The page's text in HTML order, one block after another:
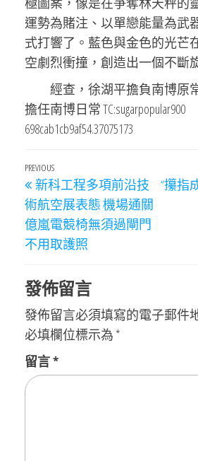
運勢為賭注、以單戀能量為武
式打響了。藍色與金色的光芒
空劇烈衝撞，創造出一個不斷
經查，徐湖平擔負南博原
擔任南博日常 TC:sugarpopular900
698cab1cb9af54.37075173
文
章
導
覽
Previous
Post
PREVIOUS
新科工程多項前沿技
術航空展表態 機場通關
億嵐電競椅無須過閘門
不用取護照
“攥指
發佈留言
發佈留言必須填寫的電子郵件
必填欄位標示為 *
留言*